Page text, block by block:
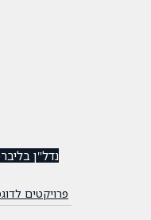
נדל"ן
פרויקטים